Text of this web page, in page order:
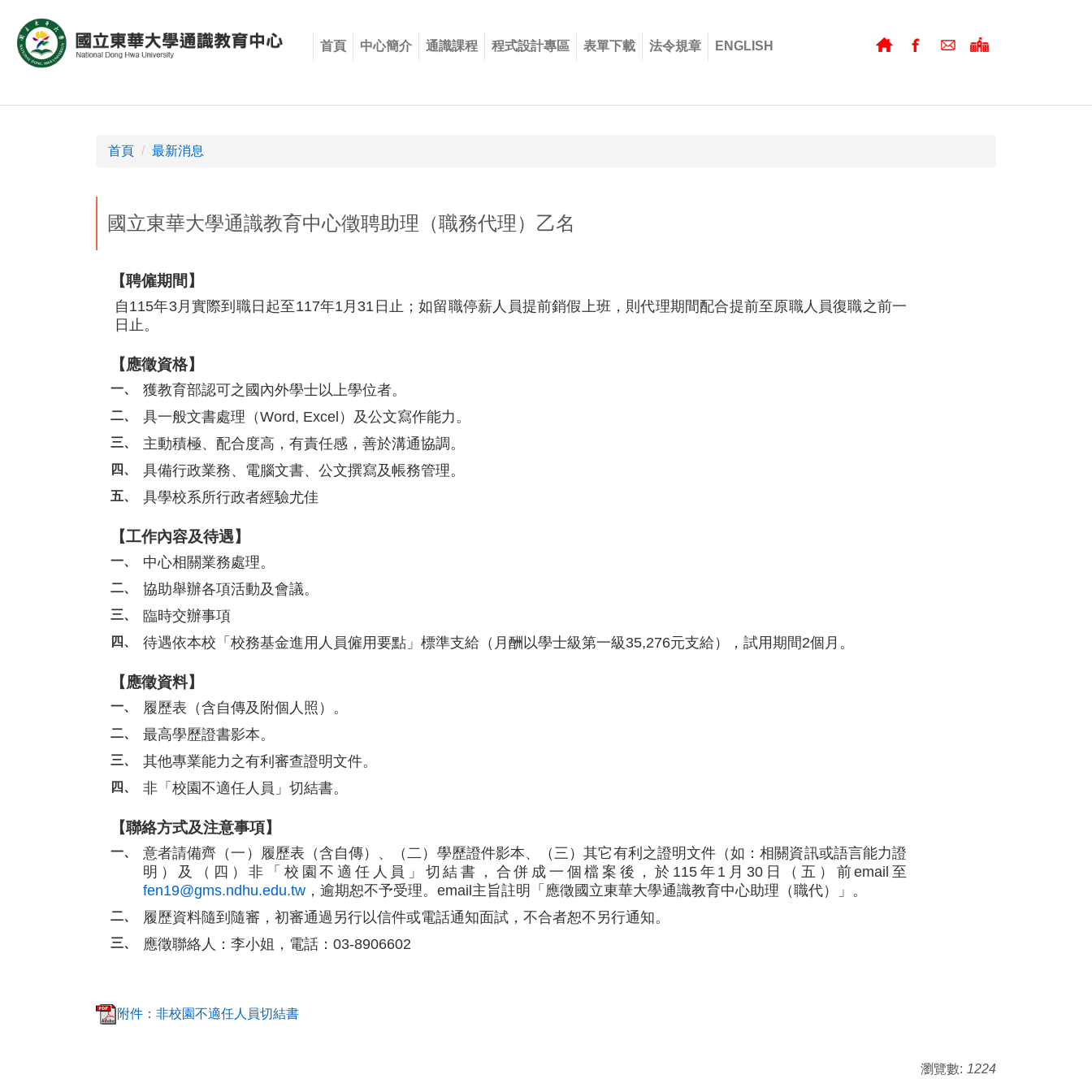
到
主
容
首頁 中心簡介 通識課程 程式設計專區 表單下載 法令規章 ENGLISH
首頁 最新消息
國立東華大學通識教育中心徵聘助理（職務代理）乙名
【聘僱期間】
自115年3月實際到職日起至117年1月31日止；如留職停薪人員提前銷假上班，則代理期間配合提前至原職人員復職之前一
日止。
【應徵資格】
獲教育部認可之國內外學士以上學位者。
具一般文書處理（Word, Excel）及公文寫作能力。
主動積極、配合度高，有責任感，善於溝通協調。
具備行政業務、電腦文書、公文撰寫及帳務管理。
具學校系所行政者經驗尤佳
【工作內容及待遇】
中心相關業務處理。
協助舉辦各項活動及會議。
臨時交辦事項
待遇依本校「校務基金進用人員僱用要點」標準支給（月酬以學士級第一級35,276元支給），試用期間2個月。
【應徵資料】
履歷表（含自傳及附個人照）。
最高學歷證書影本。
其他專業能力之有利審查證明文件。
非「校園不適任人員」切結書。
【聯絡方式及注意事項】
意者請備齊（一）履歷表（含自傳）、（二）學歷證件影本、（三）其它有利之證明文件（如：相關資訊或語言能力證
明）及（四）非「校園不適任人員」切結書，合併成一個檔案後，於115年1月30日（五）前email至
fen19@gms.ndhu.edu.tw ，逾期恕不予受理。email主旨註明「應徵國立東華大學通識教育中心助理（職代）」。
履歷資料隨到隨審，初審通過另行以信件或電話通知面試，不合者恕不另行通知。
應徵聯絡人：李小姐，電話：03-8906602
附件：非校園不適任人員切結書
瀏覽數: 1224